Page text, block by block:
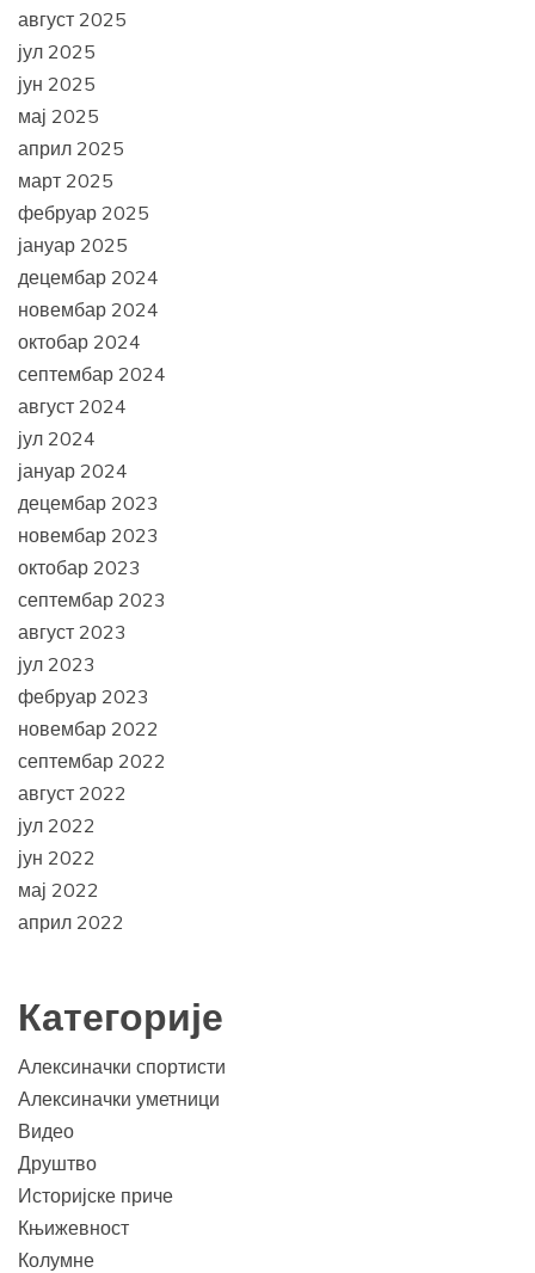
август 2025
јул 2025
јун 2025
мај 2025
април 2025
март 2025
фебруар 2025
јануар 2025
децембар 2024
новембар 2024
октобар 2024
септембар 2024
август 2024
јул 2024
јануар 2024
децембар 2023
новембар 2023
октобар 2023
септембар 2023
август 2023
јул 2023
фебруар 2023
новембар 2022
септембар 2022
август 2022
јул 2022
јун 2022
мај 2022
април 2022
Категорије
Алексиначки спортисти
Алексиначки уметници
Видео
Друштво
Историјске приче
Књижевност
Колумне